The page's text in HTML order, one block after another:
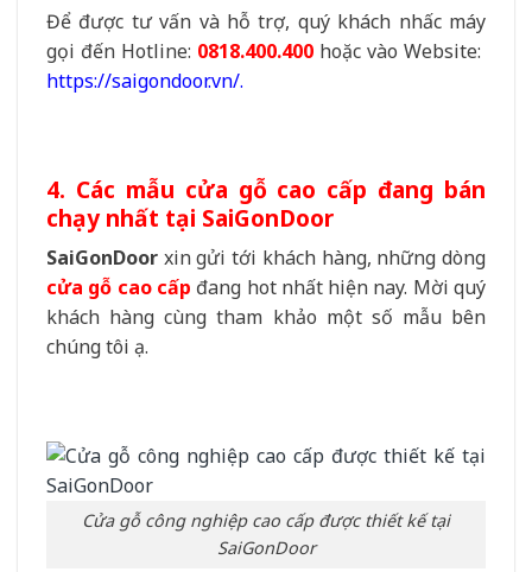
Để được tư vấn và hỗ trợ, quý khách nhấc máy
gọi đến Hotline: 0818.400.400 hoặc vào Website:
https://saigondoor.vn/.
4. Các mẫu cửa gỗ cao cấp đang bán
chạy nhất tại SaiGonDoor
SaiGonDoor xin gửi tới khách hàng, những dòng
cửa gỗ cao cấp đang hot nhất hiện nay. Mời quý
khách hàng cùng tham khảo một số mẫu bên
chúng tôi ạ.
Cửa gỗ công nghiệp cao cấp được thiết kế tại
SaiGonDoor